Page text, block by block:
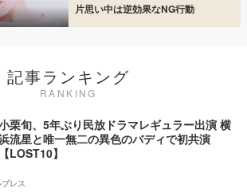
片思い中は逆効果なNG行動
記事ランキング
RANKING
栗旬、5年ぶり民放ドラマレギュラー出演 横
流星と唯一無二の異色のバディで初共演
【LOST10】
レス